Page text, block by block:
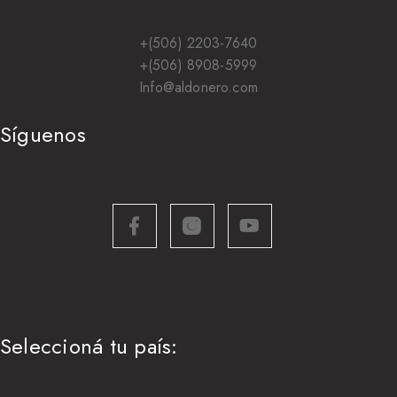
+(506) 2203-7640
+(506) 8908-5999
Info@aldonero.com
Síguenos
Seleccioná tu país: